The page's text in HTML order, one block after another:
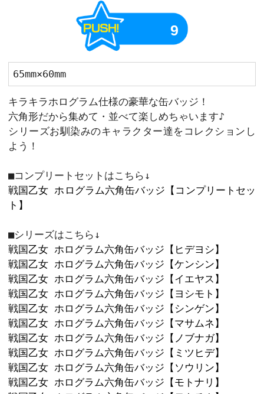
画像をタップすると拡大して表示すること
ご注文数
65mm×60mm